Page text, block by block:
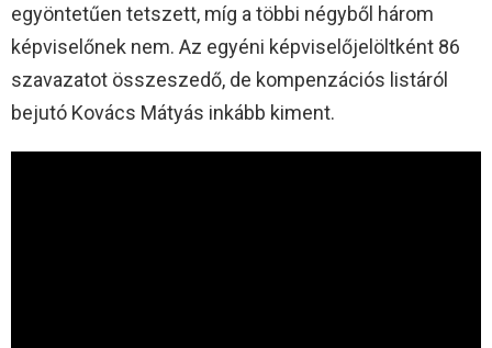
egyöntetűen tetszett, míg a többi négyből három
képviselőnek nem. Az egyéni képviselőjelöltként 86
szavazatot összeszedő, de kompenzációs listáról
bejutó Kovács Mátyás inkább kiment.